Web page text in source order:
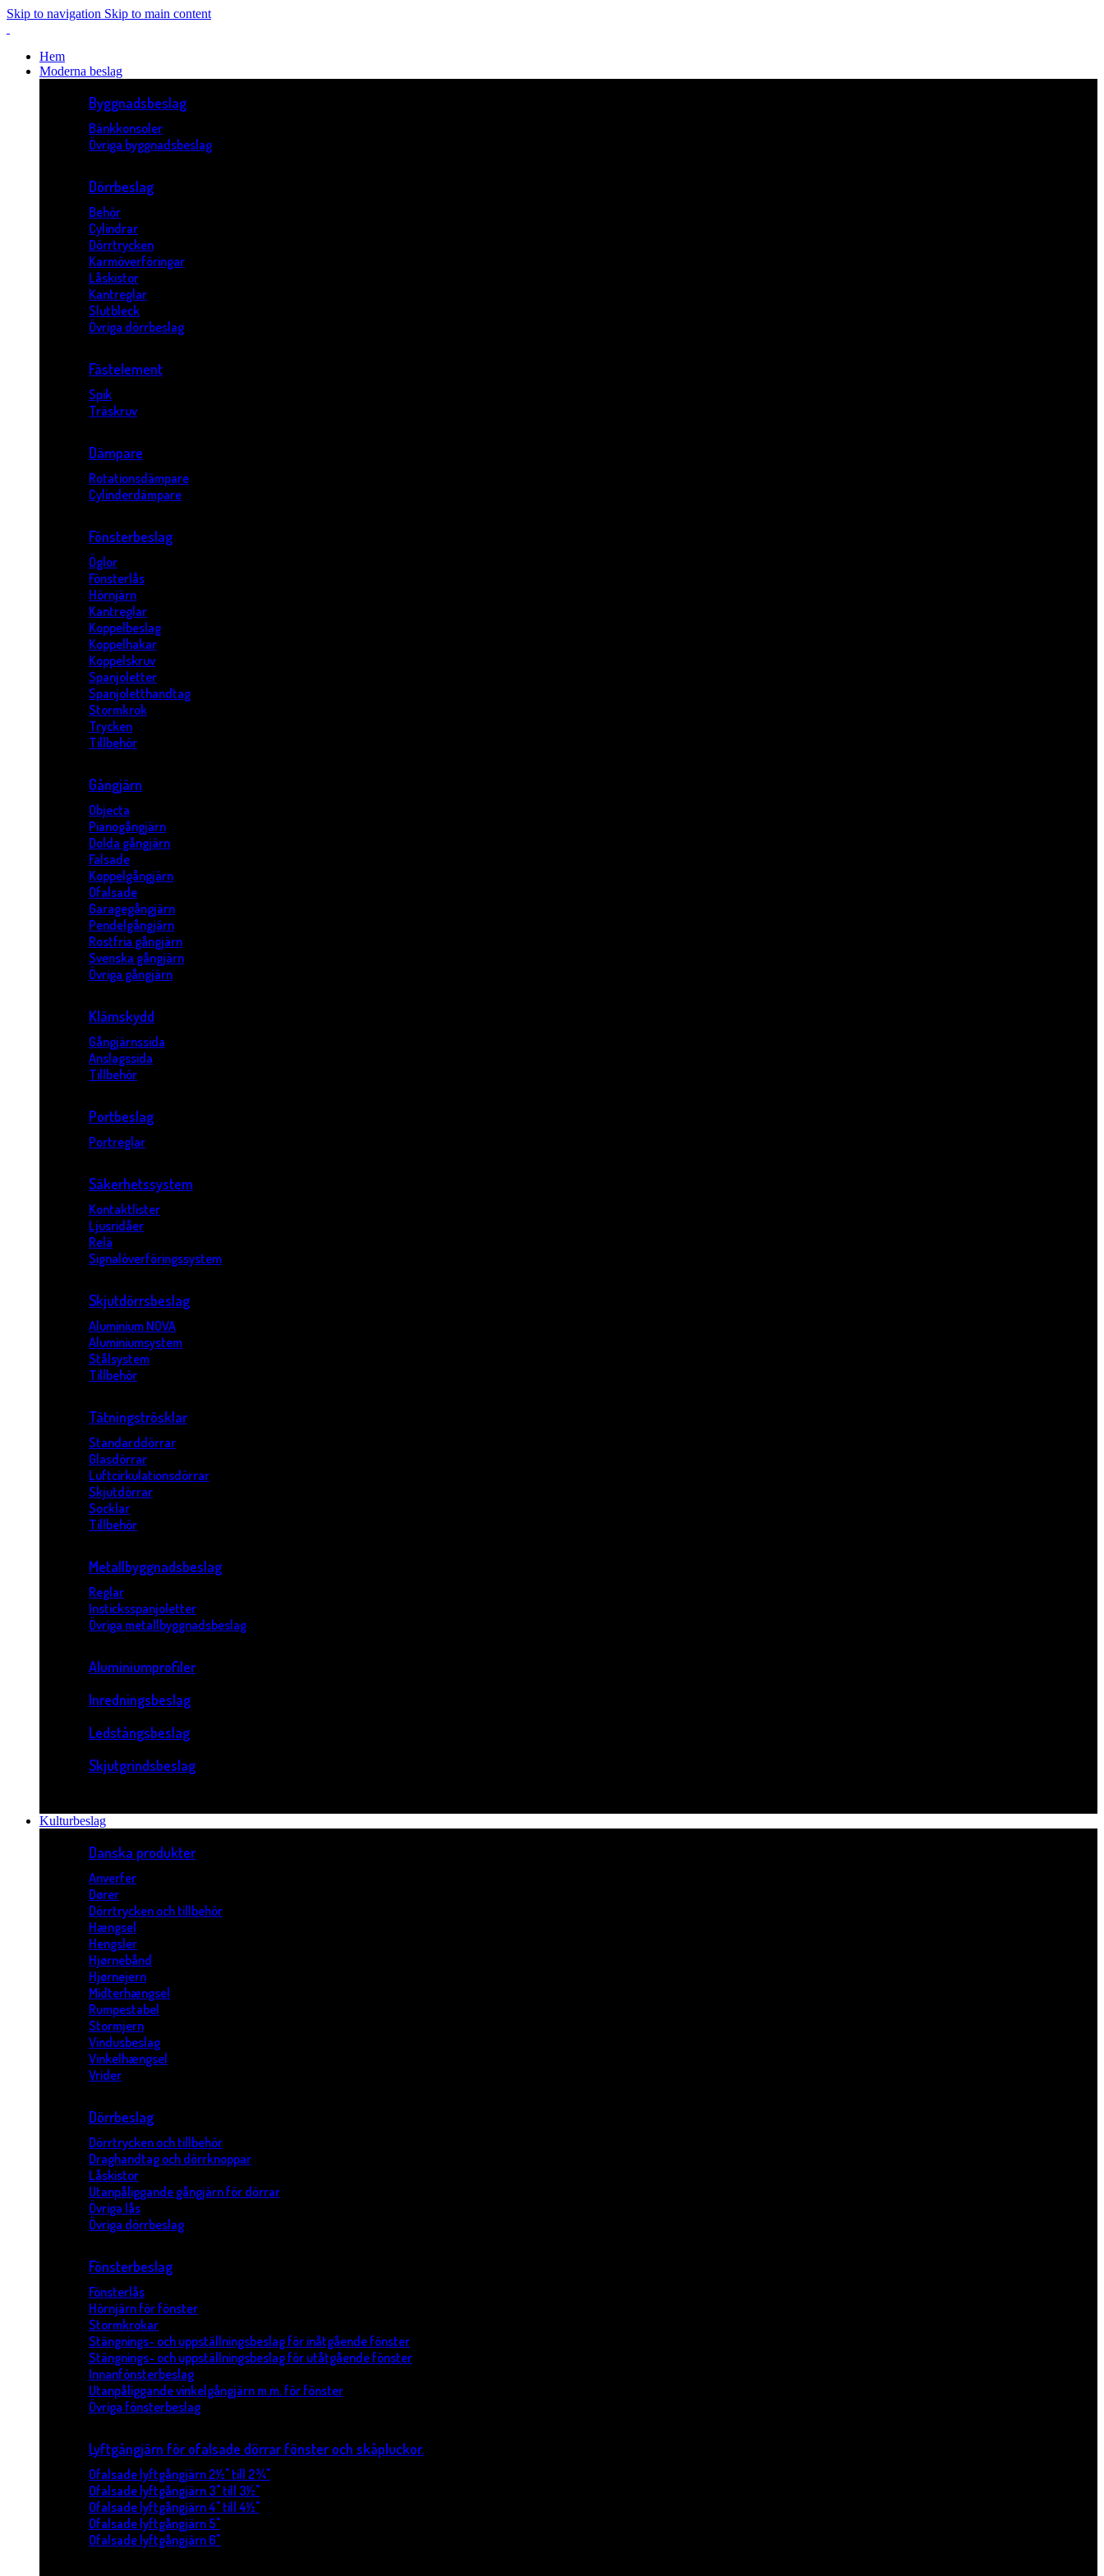
Skip to navigation Skip to main content
Hem
Moderna beslag
Byggnadsbeslag
Bänkkonsoler
Övriga byggnadsbeslag
Dörrbeslag
Behör
Cylindrar
Dörrtrycken
Karmöverföringar
Låskistor
Kantreglar
Slutbleck
Övriga dörrbeslag
Fästelement
Spik
Träskruv
Dämpare
Rotationsdämpare
Cylinderdämpare
Fönsterbeslag
Öglor
Fönsterlås
Hörnjärn
Kantreglar
Koppelbeslag
Koppelhakar
Koppelskruv
Spanjoletter
Spanjoletthandtag
Stormkrok
Trycken
Tillbehör
Gångjärn
Objecta
Pianogångjärn
Dolda gångjärn
Falsade
Koppelgångjärn
Ofalsade
Garagegångjärn
Pendelgångjärn
Rostfria gångjärn
Svenska gångjärn
Övriga gångjärn
Klämskydd
Gångjärnssida
Anslagssida
Tillbehör
Portbeslag
Portreglar
Säkerhetssystem
Kontaktlister
Ljusridåer
Relä
Signalöverföringssystem
Skjutdörrsbeslag
Aluminium NOVA
Aluminiumsystem
Stålsystem
Tillbehör
Tätningströsklar
Standarddörrar
Glasdörrar
Luftcirkulationsdörrar
Skjutdörrar
Socklar
Tillbehör
Metallbyggnadsbeslag
Reglar
Insticksspanjoletter
Övriga metallbyggnadsbeslag
Aluminiumprofiler
Inredningsbeslag
Ledstångsbeslag
Skjutgrindsbeslag
Kulturbeslag
Danska produkter
Anverfer
Dører
Dörrtrycken och tillbehör
Hængsel
Hengsler
Hjørnebånd
Hjørnejern
Midterhængsel
Rumpestabel
Stormjern
Vindusbeslag
Vinkelhængsel
Vrider
Dörrbeslag
Dörrtrycken och tillbehör
Draghandtag och dörrknoppar
Låskistor
Utanpåliggande gångjärn för dörrar
Övriga lås
Övriga dörrbeslag
Fönsterbeslag
Fönsterlås
Hörnjärn för fönster
Stormkrokar
Stängnings- och uppställningsbeslag för inåtgående fönster
Stängnings- och uppställningsbeslag för utåtgående fönster
Innanfönsterbeslag
Utanpåliggande vinkelgångjärn m.m. för fönster
Övriga fönsterbeslag
Lyftgångjärn för ofalsade dörrar fönster och skåpluckor.
Ofalsade lyftgångjärn 2½" till 2¾"
Ofalsade lyftgångjärn 3" till 3½"
Ofalsade lyftgångjärn 4" till 4½"
Ofalsade lyftgångjärn 5"
Ofalsade lyftgångjärn 6"